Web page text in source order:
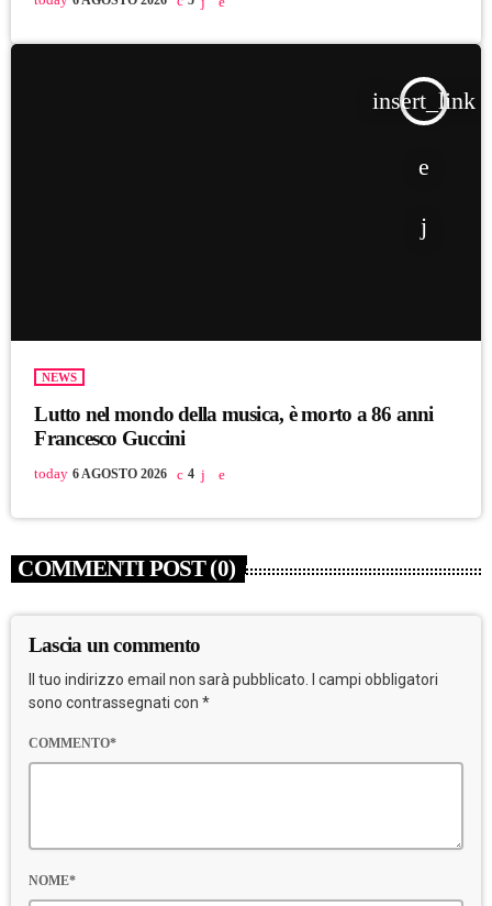
insert_link
NEWS
Lutto nel mondo della musica, è morto a 86 anni
Francesco Guccini
today 6 AGOSTO 2026 4
COMMENTI POST (0)
Lascia un commento
Il tuo indirizzo email non sarà pubblicato. I campi obbligatori
sono contrassegnati con *
COMMENTO*
NOME*